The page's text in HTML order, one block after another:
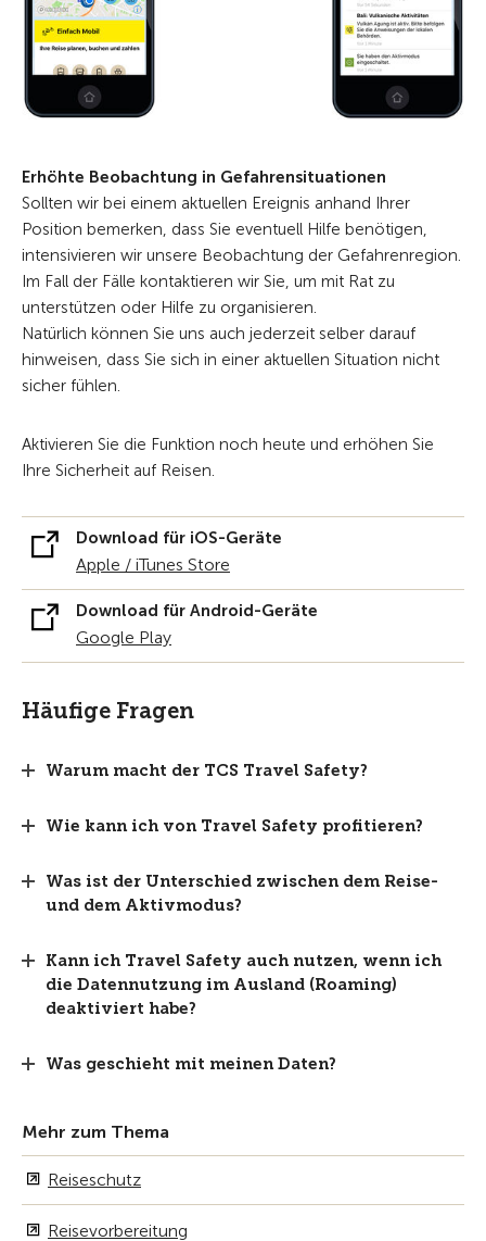
Erhöhte Beobachtung in Gefahrensituationen
Sollten wir bei einem aktuellen Ereignis anhand Ihrer
Position bemerken, dass Sie eventuell Hilfe benötigen,
intensivieren wir unsere Beobachtung der Gefahrenregion.
Im Fall der Fälle kontaktieren wir Sie, um mit Rat zu
unterstützen oder Hilfe zu organisieren.
Natürlich können Sie uns auch jederzeit selber darauf
hinweisen, dass Sie sich in einer aktuellen Situation nicht
sicher fühlen.
Aktivieren Sie die Funktion noch heute und erhöhen Sie
Ihre Sicherheit auf Reisen.
Download für iOS-Geräte
Apple / iTunes Store
Download für Android-Geräte
Google Play
Häufige Fragen
Warum macht der TCS Travel Safety?
Wie kann ich von Travel Safety profitieren?
Was ist der Unterschied zwischen dem Reise-
und dem Aktivmodus?
Kann ich Travel Safety auch nutzen, wenn ich
die Datennutzung im Ausland (Roaming)
deaktiviert habe?
Was geschieht mit meinen Daten?
Mehr zum Thema
Reiseschutz
Reisevorbereitung